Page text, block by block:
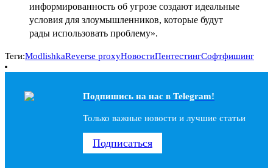
информированность об угрозе создают идеальные
условия для злоумышленников, которые будут
рады использовать проблему».
Теги:ModlishkaReverse proxyНовостиПентестингСофтфишинг
Подпишись на наc в Telegram!
Только важные новости и лучшие статьи
Подписаться